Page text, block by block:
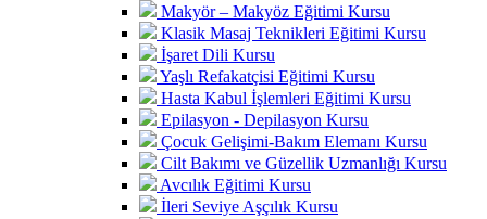
Makyör – Makyöz Eğitimi Kursu
Klasik Masaj Teknikleri Eğitimi Kursu
İşaret Dili Kursu
Yaşlı Refakatçisi Eğitimi Kursu
Hasta Kabul İşlemleri Eğitimi Kursu
Epilasyon - Depilasyon Kursu
Çocuk Gelişimi-Bakım Elemanı Kursu
Cilt Bakımı ve Güzellik Uzmanlığı Kursu
Avcılık Eğitimi Kursu
İleri Seviye Aşçılık Kursu